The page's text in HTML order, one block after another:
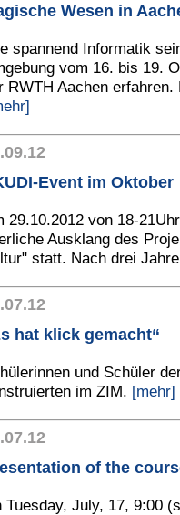
Wesen in
spannend Informatik
vom 16. bis 19.
RWTH Aachen
Event im Oktober
29.10.2012 von 18-
Ausklang des
statt. Nach drei
hat klick gemacht“
und Schüler
im ZIM. [mehr]
of the
Tuesday, July, 17, 9:00